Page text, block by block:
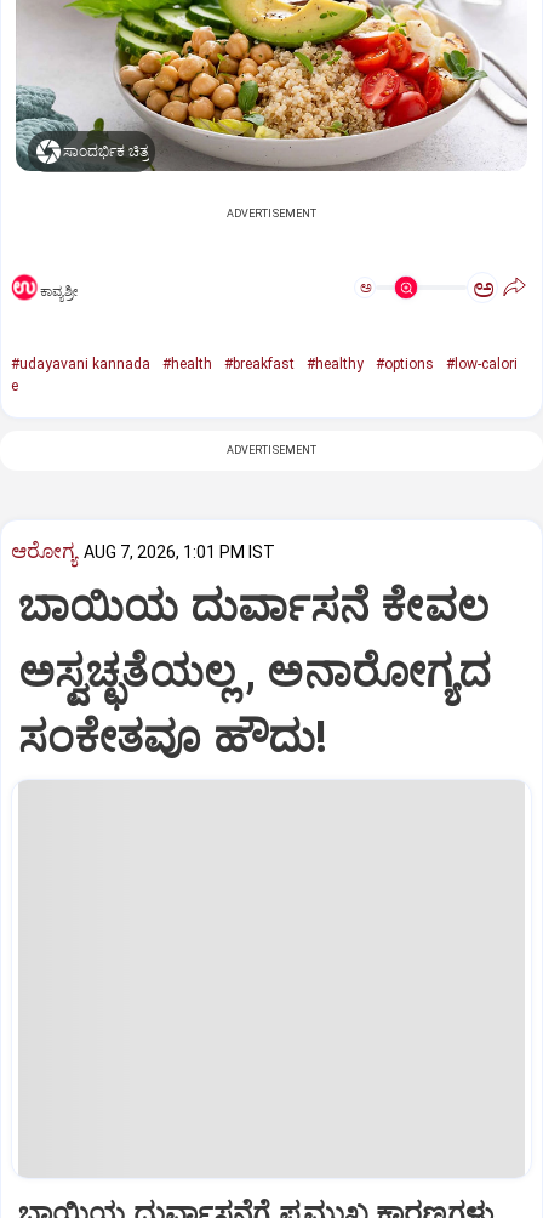
ಸಾಂದರ್ಭಿಕ ಚಿತ್ರ
ADVERTISEMENT
ಕಾವ್ಯಶ್ರೀ ಅ ಅ
#udayavani kannada #health #breakfast #healthy #options
#low-calori
e
ADVERTISEMENT
ಆರೋಗ್ಯ AUG 7, 2026, 1:01 PM IST
ಬಾಯಿಯ ದುರ್ವಾಸನೆ ಕೇವಲ
ಅಸ್ವಚ್ಛತೆಯಲ್ಲ , ಅನಾರೋಗ್ಯದ
ಸಂಕೇತವೂ ಹೌದು!